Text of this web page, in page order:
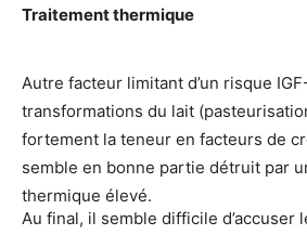
Traitement thermique
Autre facteur limitant d’un risque
transformations du lait
fortement la teneur en facteurs de
semble en bonne partie détruit par
thermique élevé.
Au final, il semble difficile d’accuser